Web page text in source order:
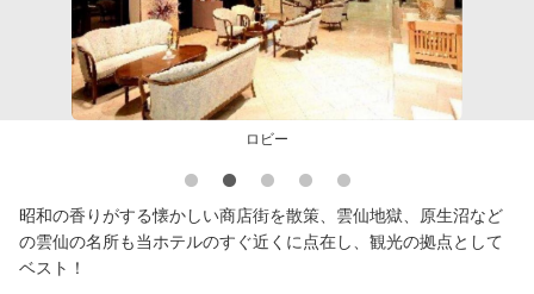
ロビー
昭和の香りがする懐かしい商店街を散策、雲仙地獄、原生沼など
の雲仙の名所も当ホテルのすぐ近くに点在し、観光の拠点として
ベスト！